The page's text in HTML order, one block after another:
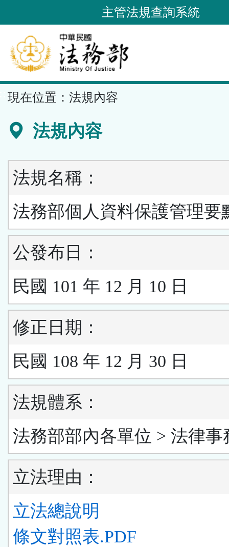
到
要
內
容
區
主管法規查詢系統
現在位置： 法規內容
法規內容
法規名稱：
法務部個人資料保護管理要
公發布日：
民國 101 年 12 月 10 日
修正日期：
民國 108 年 12 月 30 日
法規體系：
法務部部內各單位 > 法律事
立法理由：
立法總說明
條文對照表.PDF